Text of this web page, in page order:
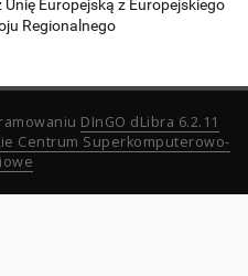
Europejską z Europejskiego
Regionalnego
DInGO dLibra 6.2.11
Centrum Superkomputerowo-